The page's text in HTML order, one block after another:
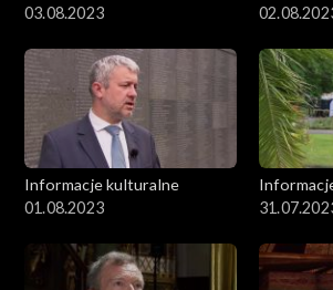
03.08.2023
Informacje kulturalne
01.08.2023